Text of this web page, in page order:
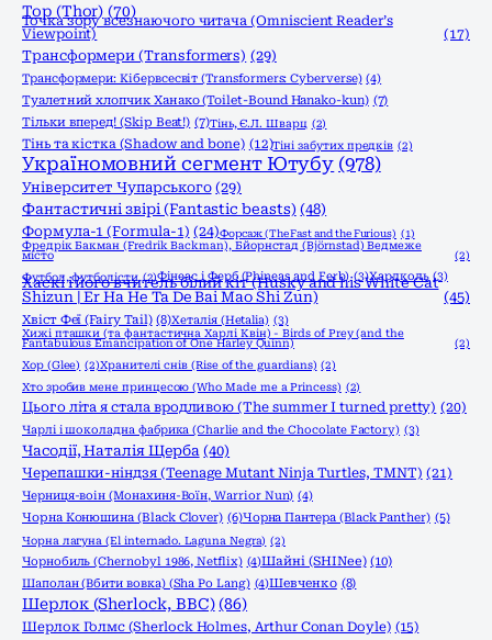
Тор (Thor) (70)
Точка зору всезнаючого читача (Omniscient Reader’s
Viewpoint)
(17)
Трансформери (Transformers) (29)
Трансформери: Кібервсесвіт (Transformers: Cyberverse) (4)
Туалетний хлопчик Ханако (Toilet-Bound Hanako-kun) (7)
Тільки вперед! (Skip Beat!) (7)Тінь, Є.Л. Шварц (2)
Тінь та кістка (Shadow and bone) (12)Тіні забутих предків (2)
Україномовний сегмент Ютубу (978)
Університет Чупарського (29)
Фантастичні звірі (Fantastic beasts) (48)
Формула-1 (Formula-1) (24)Форсаж (The Fast and the Furious) (1)
Фредрік Бакман (Fredrik Backman), Бйорнстад (Björnstad) Ведмеже
місто
(2)
Футбол, футболісти (2)Фінеас і Ферб (Phineas and Ferb) (3)Хардколь (3)
Хаскі і його вчитель білий кіт (Husky and his White Cat
Shizun | Er Ha He Ta De Bai Mao Shi Zun)
(45)
Хвіст Феї (Fairy Tail) (8)Хеталія (Hetalia) (3)
Хижі пташки (та фантастична Харлі Квін) - Birds of Prey (and the
Fantabulous Emancipation of One Harley Quinn)
(2)
Хор (Glee) (2)Хранителі снів (Rise of the guardians) (2)
Хто зробив мене принцесою (Who Made me a Princess) (2)
Цього літа я стала вродливою (The summer I turned pretty) (20)
Чарлі і шоколадна фабрика (Charlie and the Chocolate Factory) (3)
Часодії, Наталія Щерба (40)
Черепашки-ніндзя (Teenage Mutant Ninja Turtles, TMNT) (21)
Черниця-воiн (Монахиня-Воïн, Warrior Nun) (4)
Чорна Конюшина (Black Clover) (6)Чорна Пантера (Black Panther) (5)
Чорна лагуна (El internado. Laguna Negra) (2)
Чорнобиль (Chernobyl 1986, Netflix) (4)Шайні (SHINee) (10)
Шаполан (Вбити вовка) (Sha Po Lang) (4)Шевченко (8)
Шерлок (Sherlock, ВВС) (86)
Шерлок Голмс (Sherlock Holmes, Arthur Conan Doyle) (15)